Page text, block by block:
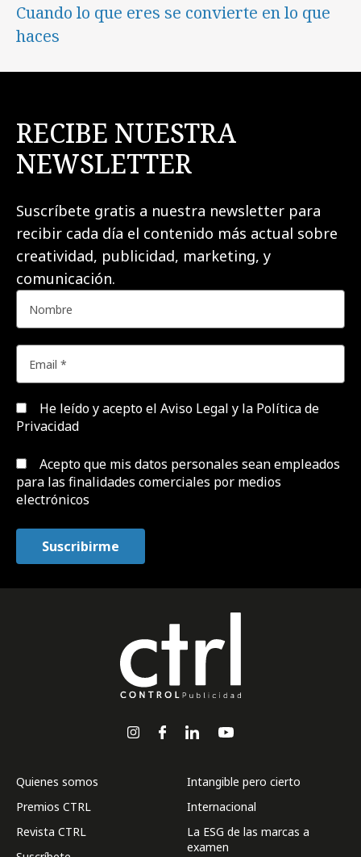
Cuando lo que eres se convierte en lo que
haces
RECIBE NUESTRA
NEWSLETTER
Suscríbete gratis a nuestra newsletter para
recibir cada día el contenido más actual sobre
creatividad, publicidad, marketing, y
comunicación.
He leído y acepto el Aviso Legal y la Política de
Privacidad
Acepto que mis datos personales sean empleados
para las finalidades comerciales por medios
electrónicos
Quienes somos
Premios CTRL
Revista CTRL
Intangible pero cierto
Internacional
La ESG de las marcas a
examen